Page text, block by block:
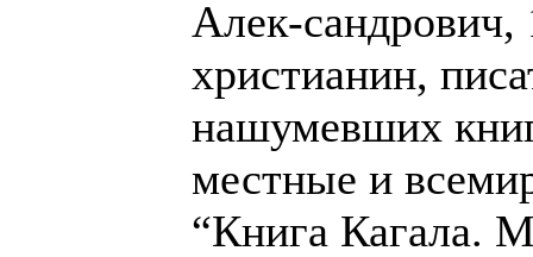
Алек-
христианин,
нашумевших
местные и
“Книга Кагала.